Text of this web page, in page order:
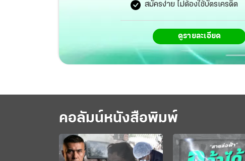
สมัครง่าย ไม่ต้องใช้บัตรเครดิต
ดูรายละเอียด
คอลัมน์หนังสือพิมพ์